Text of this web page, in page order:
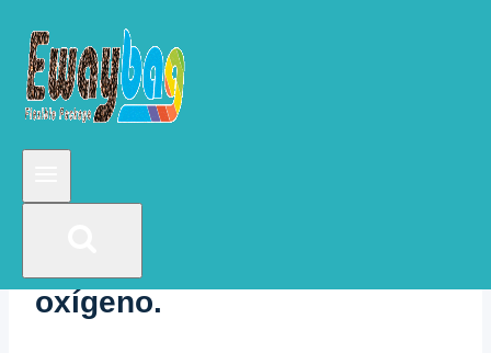
Aunque las bolsas de mylar son increíbles para
almacenar alimentos de manera eficaz, se
utilizan para ir mucho más allá de las simples
oxígeno.